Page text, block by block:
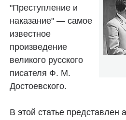
"Преступление и
наказание" — самое
известное
произведение
великого русского
писателя Ф. М.
Достоевского.
В этой статье представлен